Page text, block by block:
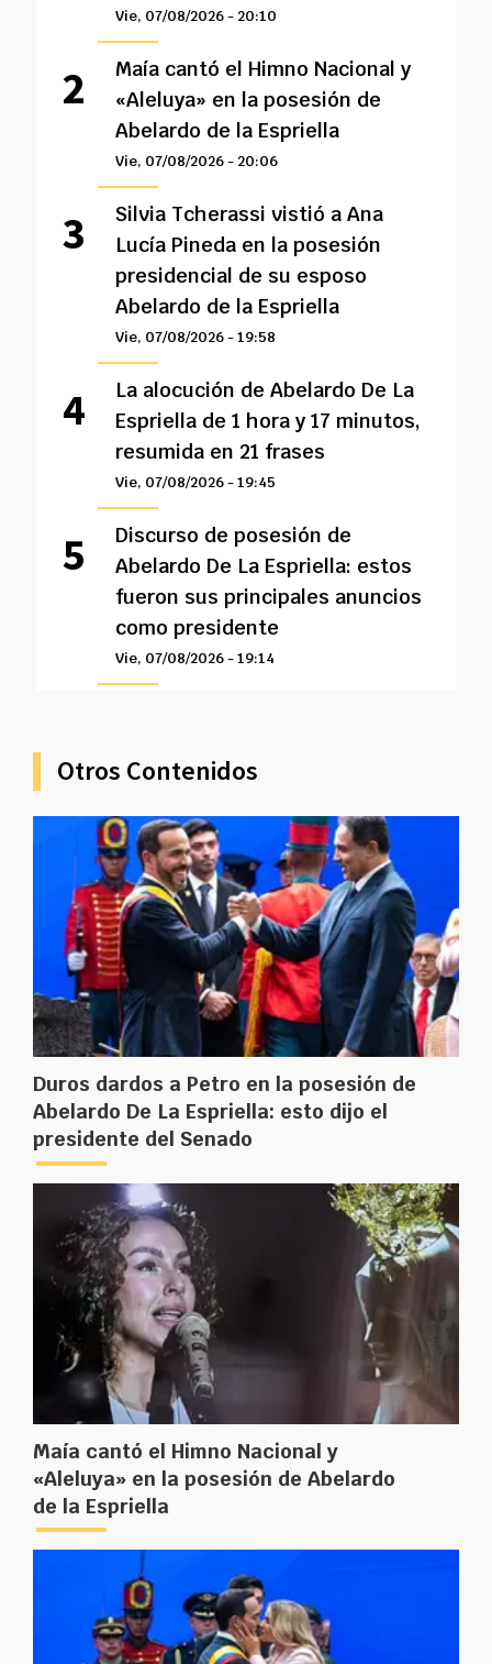
Vie, 07/08/2026 - 20:10
Maía cantó el Himno Nacional y
«Aleluya» en la posesión de
Abelardo de la Espriella
Vie, 07/08/2026 - 20:06
Silvia Tcherassi vistió a Ana
Lucía Pineda en la posesión
presidencial de su esposo
Abelardo de la Espriella
Vie, 07/08/2026 - 19:58
La alocución de Abelardo De La
Espriella de 1 hora y 17 minutos,
resumida en 21 frases
Vie, 07/08/2026 - 19:45
Discurso de posesión de
Abelardo De La Espriella: estos
fueron sus principales anuncios
como presidente
Vie, 07/08/2026 - 19:14
Otros Contenidos
Duros dardos a Petro en la posesión de
Abelardo De La Espriella: esto dijo el
presidente del Senado
Maía cantó el Himno Nacional y
«Aleluya» en la posesión de Abelardo
de la Espriella